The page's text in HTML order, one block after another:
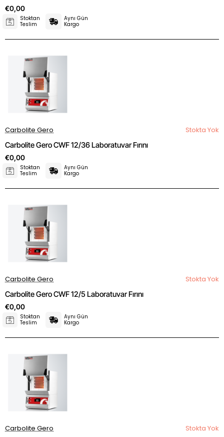
€0,00
Stoktan
Teslim
Aynı Gün
Kargo
Carbolite Gero
Stokta Yok
Carbolite Gero CWF 12/36 Laboratuvar Fırını
€0,00
Stoktan
Teslim
Aynı Gün
Kargo
Carbolite Gero
Stokta Yok
Carbolite Gero CWF 12/5 Laboratuvar Fırını
€0,00
Stoktan
Teslim
Aynı Gün
Kargo
Carbolite Gero
Stokta Yok